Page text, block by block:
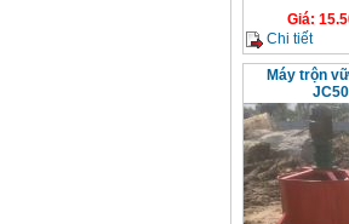
Giá:
Chi tiết
Máy trộn